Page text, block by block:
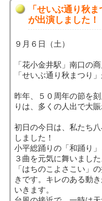
「せいぶ通り秋
が出演しました！
９月６日（土）
「花小金井駅」南口の
「せいぶ通り秋まつり
昨年、５０周年の節を
りは、多くの人出で大
初日の今日は、私たち
しました！
小平総踊りの「和踊り
３曲を元気に舞いまし
「はちのこよさこい」
きです。キレのある動
いきます。